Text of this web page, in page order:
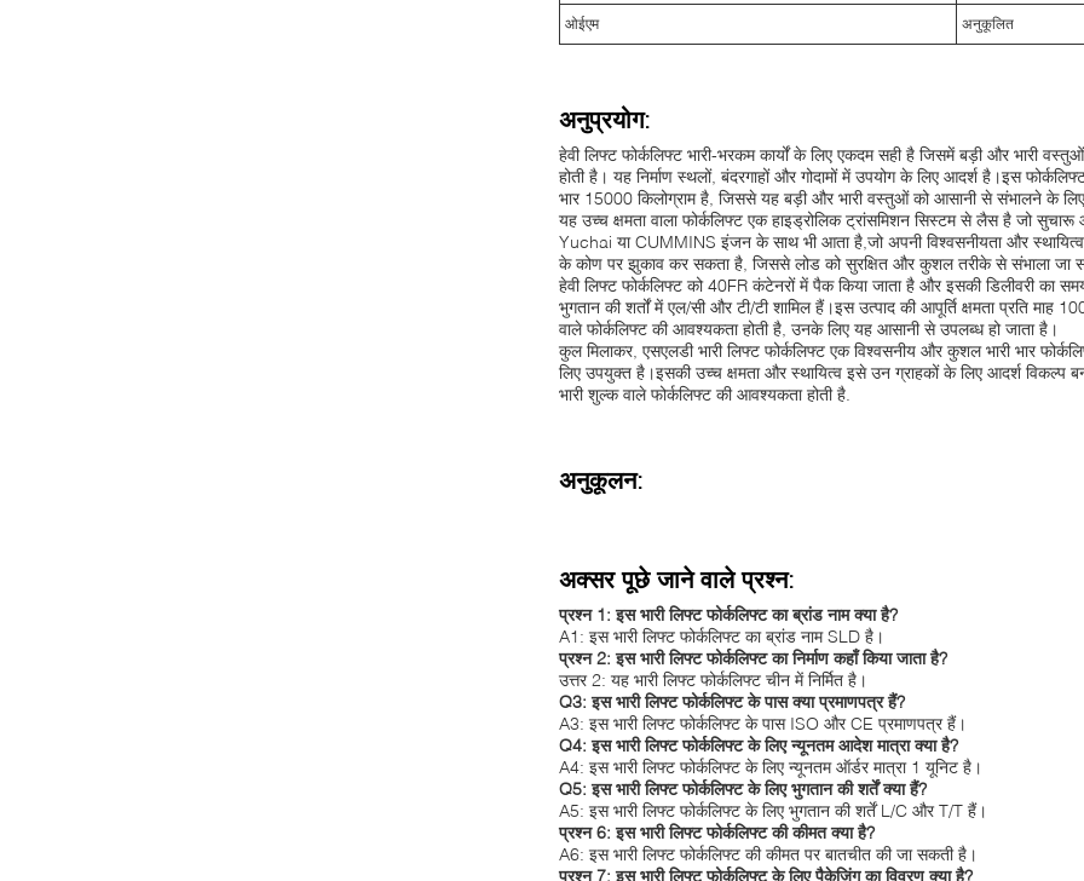
ओईएम अनुकूलित
अनुप्रयोग:
हेवी लिफ्ट फोर्कलिफ्ट भारी-भरकम कार्यों के लिए एकदम सही है जिसमें बड़ी और भारी
होती है। यह निर्माण स्थलों, बंदरगाहों और गोदामों में उपयोग के लिए आदर्श है।इस
भार 15000 किलोग्राम है, जिससे यह बड़ी और भारी वस्तुओं को आसानी से संभालने के
यह उच्च क्षमता वाला फोर्कलिफ्ट एक हाइड्रोलिक ट्रांसमिशन सिस्टम से लैस है जो
Yuchai या CUMMINS इंजन के साथ भी आता है,जो अपनी विश्वसनीयता और स्थायित्व
के कोण पर झुकाव कर सकता है, जिससे लोड को सुरक्षित और कुशल तरीके से संभाला जा
हेवी लिफ्ट फोर्कलिफ्ट को 40FR कंटेनरों में पैक किया जाता है और इसकी डिलीवरी का
भुगतान की शर्तों में एल/सी और टी/टी शामिल हैं।इस उत्पाद की आपूर्ति क्षमता प्रति माह
वाले फोर्कलिफ्ट की आवश्यकता होती है, उनके लिए यह आसानी से उपलब्ध हो जाता है।
कुल मिलाकर, एसएलडी भारी लिफ्ट फोर्कलिफ्ट एक विश्वसनीय और कुशल भारी भार
लिए उपयुक्त है।इसकी उच्च क्षमता और स्थायित्व इसे उन ग्राहकों के लिए आदर्श विकल्प
भारी शुल्क वाले फोर्कलिफ्ट की आवश्यकता होती है.
अनुकूलन:
अक्सर पूछे जाने वाले प्रश्न:
प्रश्न 1: इस भारी लिफ्ट फोर्कलिफ्ट का ब्रांड नाम क्या है?
A1: इस भारी लिफ्ट फोर्कलिफ्ट का ब्रांड नाम SLD है।
प्रश्न 2: इस भारी लिफ्ट फोर्कलिफ्ट का निर्माण कहाँ किया जाता है?
उत्तर 2: यह भारी लिफ्ट फोर्कलिफ्ट चीन में निर्मित है।
Q3: इस भारी लिफ्ट फोर्कलिफ्ट के पास क्या प्रमाणपत्र हैं?
A3: इस भारी लिफ्ट फोर्कलिफ्ट के पास ISO और CE प्रमाणपत्र हैं।
Q4: इस भारी लिफ्ट फोर्कलिफ्ट के लिए न्यूनतम आदेश मात्रा क्या है?
A4: इस भारी लिफ्ट फोर्कलिफ्ट के लिए न्यूनतम ऑर्डर मात्रा 1 यूनिट है।
Q5: इस भारी लिफ्ट फोर्कलिफ्ट के लिए भुगतान की शर्तें क्या हैं?
A5: इस भारी लिफ्ट फोर्कलिफ्ट के लिए भुगतान की शर्तें L/C और T/T हैं।
प्रश्न 6: इस भारी लिफ्ट फोर्कलिफ्ट की कीमत क्या है?
A6: इस भारी लिफ्ट फोर्कलिफ्ट की कीमत पर बातचीत की जा सकती है।
प्रश्न 7: इस भारी लिफ्ट फोर्कलिफ्ट के लिए पैकेजिंग का विवरण क्या है?